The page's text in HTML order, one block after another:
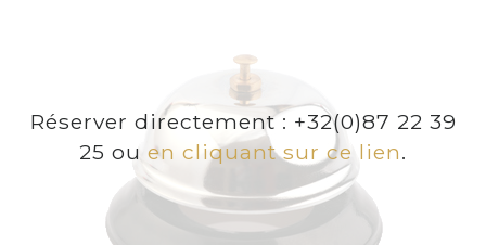
Réserver directement : +32(0)87 22 39
25 ou en cliquant sur ce lien.